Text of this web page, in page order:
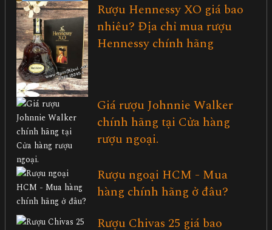
Rượu Hennessy XO giá bao
nhiêu? Địa chỉ mua rượu
Hennessy chính hãng
Giá rượu Johnnie Walker
chính hãng tại Cửa hàng
rượu ngoại.
Rượu ngoại HCM - Mua
hàng chính hãng ở đâu?
Rượu Chivas 25 giá bao